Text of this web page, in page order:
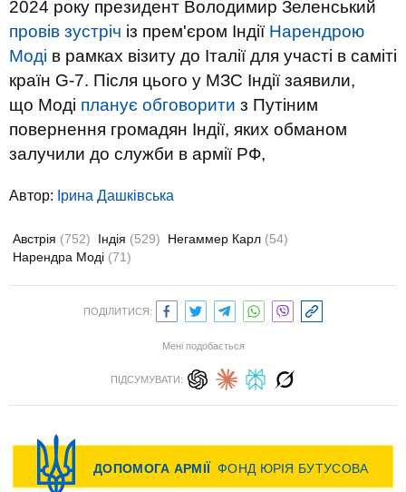
2024 року президент Володимир Зеленський
провів зустріч із прем'єром Індії Нарендрою
Моді в рамках візиту до Італії для участі в саміті
країн G-7. Після цього у МЗС Індії заявили,
що Моді планує обговорити з Путіним
повернення громадян Індії, яких обманом
залучили до служби в армії РФ,
Автор: Ірина Дашківська
Австрія (752) Індія (529) Негаммер Карл (54)
Нарендра Моді (71)
ПОДІЛИТИСЯ:
Мені подобається
ПІДСУМУВАТИ: